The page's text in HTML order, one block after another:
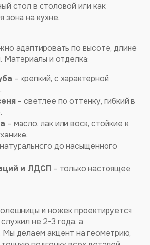
стол в столовой или как
зона на кухне.
адаптировать по высоте, длине
Материалы и отделка:
– крепкий, с характерной
– светлее по оттенку, гибкий в
– масло, лак или воск, стойкие к
до насыщенного
и ЛДСП – только настоящее
и ножек проектируется
не 2-3 года, а
Мы делаем акцент на геометрию,
ПОМОЩЬ
другие
С МЕНЕДЖЕРОМ